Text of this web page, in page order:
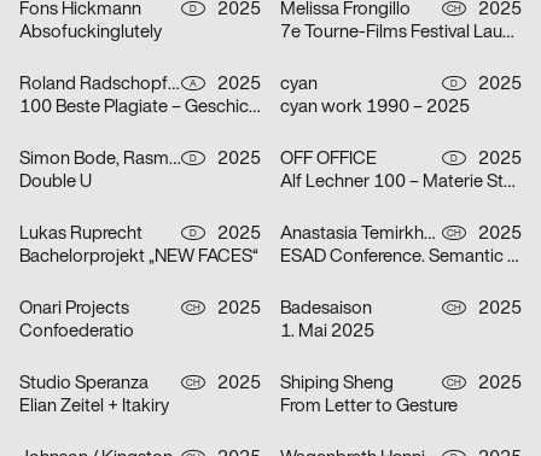
Fons Hickmann D
2025
Absofuckinglutely
Melissa Frongillo CH
2025
7e Tourne-Films Festival Lausanne
Roland Radschopf, Florian Kowatz A
2025
100 Beste Plagiate – Geschichte kopiert sich
cyan D
2025
cyan work 1990 – 2025
Simon Bode, Rasmus von Götz D
2025
Double U
OFF OFFICE D
2025
Alf Lechner 100 – Materie Stahl
Lukas Ruprecht D
2025
Bachelorprojekt „NEW FACES“
Anastasia Temirkhan CH
2025
ESAD Conference. Semantic Shapes
Onari Projects CH
2025
Confoederatio
Badesaison CH
2025
1. Mai 2025
Studio Speranza CH
2025
Elian Zeitel + Itakiry
Shiping Sheng CH
2025
From Letter to Gesture